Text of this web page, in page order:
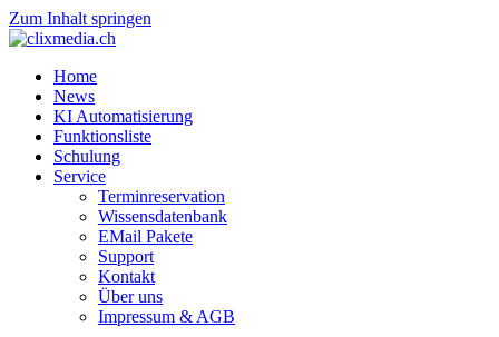
Zum Inhalt springen
Home
News
KI Automatisierung
Funktionsliste
Schulung
Service
Terminreservation
Wissensdatenbank
EMail Pakete
Support
Kontakt
Über uns
Impressum & AGB